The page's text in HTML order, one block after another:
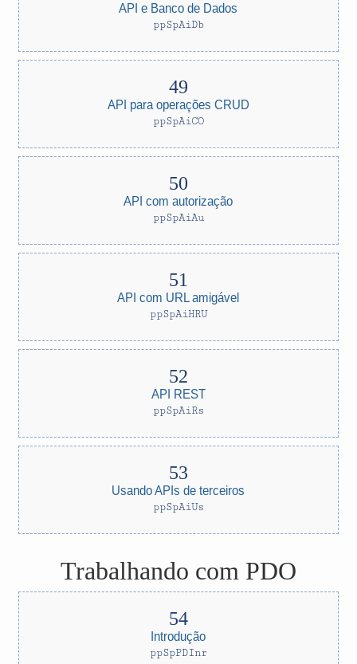
API e Banco de Dados
ppSpAiDb
API para operações CRUD
ppSpAiCO
API com autorização
ppSpAiAu
API com URL amigável
ppSpAiHRU
API REST
ppSpAiRs
Usando APIs de terceiros
ppSpAiUs
Trabalhando com PDO
Introdução
ppSpPDInr